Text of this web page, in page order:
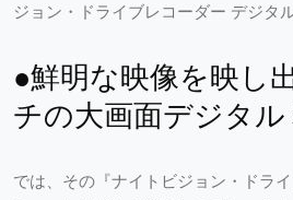
ジョン・ドライブレコーダー デジタ
●鮮明な映像を映し
チの大画面デジタル
では、その『ナイトビジョン・ドラ